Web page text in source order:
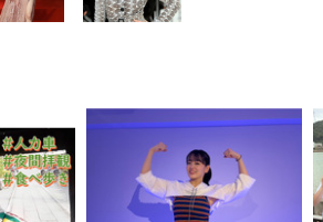
ク
務
化
メ
ア 人間工学 疲れない ブラッ
ク
￥27,999
チェア 疲れな
チェア 強化バ
度ロッキング
子 腰サポート
式アームレス
ト ハンガー付
ョン PCチェア
￥7,680
イ
EV2740X-WT | 27.0型4K
UHD・USB Type-C・ホワイ
ト
￥109,572
ク付き（CFI-
￥49,979
枚) ホワイト(吸収面:ライトブ
ルー)
￥3,234
ツ L 中型犬用